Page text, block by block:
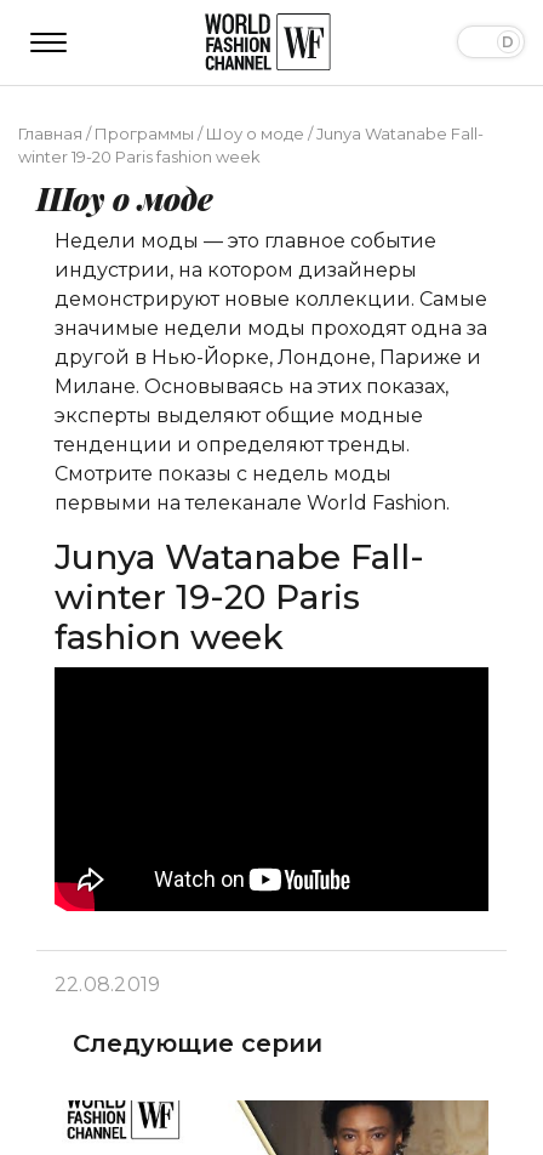
Главная /Программы /Шоу о моде /Junya Watanabe Fall-
winter 19-20 Paris fashion week
Шоу о моде
Недели моды — это главное событие
индустрии, на котором дизайнеры
демонстрируют новые коллекции. Самые
значимые недели моды проходят одна за
другой в Нью-Йорке, Лондоне, Париже и
Милане. Основываясь на этих показах,
эксперты выделяют общие модные
тенденции и определяют тренды.
Смотрите показы с недель моды
первыми на телеканале World Fashion.
Junya Watanabe Fall-
winter 19-20 Paris
fashion week
22.08.2019
Следующие серии